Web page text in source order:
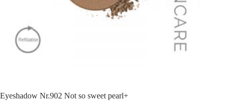
Eyeshadow Nr.902 Not so sweet pearl+